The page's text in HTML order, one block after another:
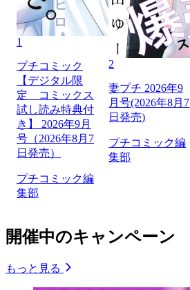
1
プチコミック
【デジタル限
定 コミックス
試し読み特典付
き】 2026年9月
号（2026年8月7
日発売）
プチコミック編
集部
2
妻プチ 2026年9
月号(2026年8月7
日発売)
プチコミック編
集部
開催中のキャンペーン
もっと見る